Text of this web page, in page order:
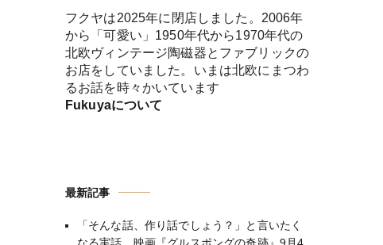
フクヤは2025年に閉店しました。2006年
から「可愛い」1950年代から1970年代の
北欧ヴィンテージ陶磁器とファブリックの
お店をしていました。いまは北欧にまつわ
るお話を時々かいています
Fukuyaについて
最新記事
「そんな話、作り話でしょう？」と言いたく
なる実話。映画『グルスポングの奇跡』9月4